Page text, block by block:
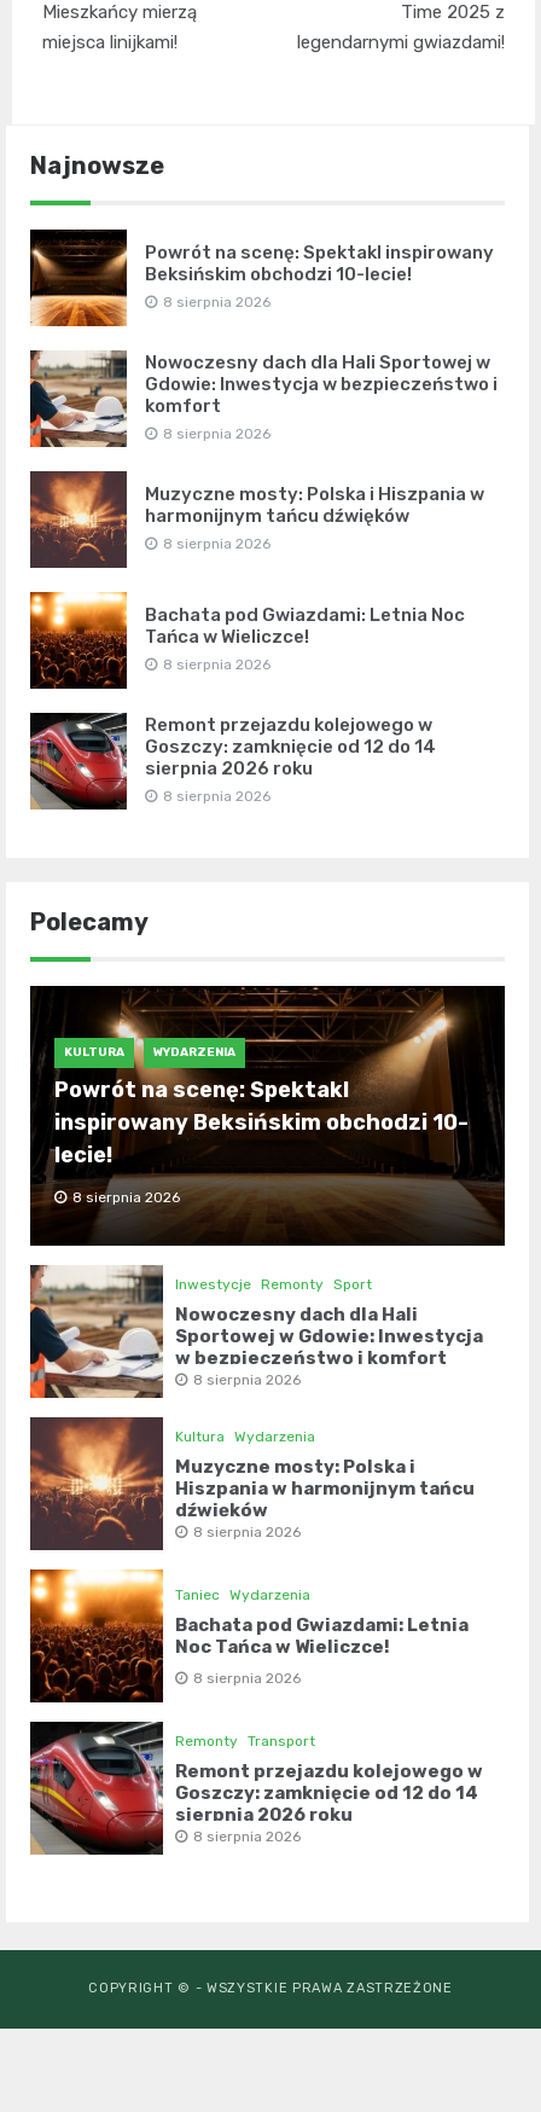
Mieszkańcy mierzą
miejsca linijkami!
Time 2025 z
legendarnymi gwiazdami!
Najnowsze
Powrót na scenę: Spektakl inspirowany
Beksińskim obchodzi 10-lecie!
8 sierpnia 2026
Nowoczesny dach dla Hali Sportowej w
Gdowie: Inwestycja w bezpieczeństwo i
komfort
8 sierpnia 2026
Muzyczne mosty: Polska i Hiszpania w
harmonijnym tańcu dźwięków
8 sierpnia 2026
Bachata pod Gwiazdami: Letnia Noc
Tańca w Wieliczce!
8 sierpnia 2026
Remont przejazdu kolejowego w
Goszczy: zamknięcie od 12 do 14
sierpnia 2026 roku
8 sierpnia 2026
Polecamy
KULTURA WYDARZENIA
Powrót na scenę: Spektakl
inspirowany Beksińskim obchodzi 10-
lecie!
8 sierpnia 2026
Inwestycje Remonty Sport
Nowoczesny dach dla Hali
Sportowej w Gdowie: Inwestycja
w bezpieczeństwo i komfort
8 sierpnia 2026
Kultura Wydarzenia
Muzyczne mosty: Polska i
Hiszpania w harmonijnym tańcu
dźwięków
8 sierpnia 2026
Taniec Wydarzenia
Bachata pod Gwiazdami: Letnia
Noc Tańca w Wieliczce!
8 sierpnia 2026
Remonty Transport
Remont przejazdu kolejowego w
Goszczy: zamknięcie od 12 do 14
sierpnia 2026 roku
8 sierpnia 2026
COPYRIGHT © - WSZYSTKIE PRAWA ZASTRZEŻONE